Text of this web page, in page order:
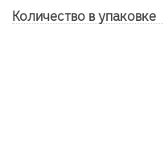
Количество в упаковке